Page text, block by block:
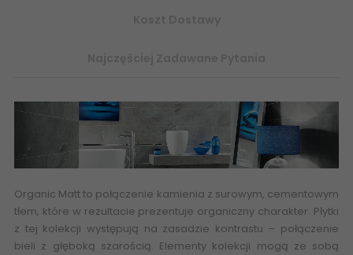
Organic Matt to połączenie kamienia z surowym, cementowym
tłem, które w rezultacie prezentuje organiczny charakter. Płytki
z tej kolekcji występują na zasadzie kontrastu – połączenie
bieli z głęboką szarością. Elementy kolekcji mogą ze sobą